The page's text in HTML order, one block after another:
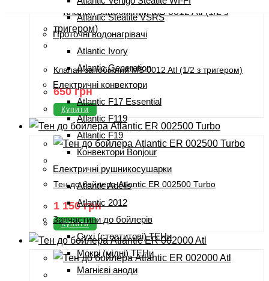
Atlantic Steatite VSRS
Проточні водонагрівачі
Atlantic Ivory
Atlantic Generation
Електричні конвектори
Atlantic F17 Essential
Atlantic F119
Atlantic F19
Конвектори Bonjour
Електричні рушникосушарки
Atlantic Adelis
Atlantic 2012
Запчастини до бойлерів
Сухі (стеатитові) ТЕНи
Мокрі (мідні) ТЕНи
Магнієві аноди
Клапан запобіжний MS 0012 Atl (1/2 з тригером)
650грн
Купити
Тен до бойлера Atlantic ER 002500 Turbo
1 150грн
Купити